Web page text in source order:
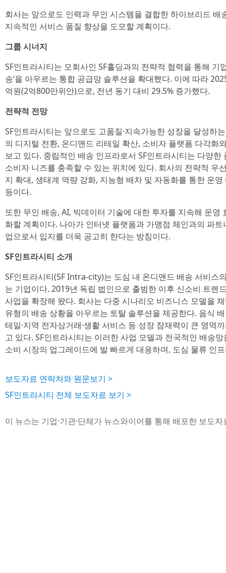
회사는 앞으로도 인력과 무인 시스템을 결합한 하이브리드
지속적인 서비스 품질 향상을 도모할 계획이다.
그룹 시너지
SF인트라시티는 모회사인 SF홀딩과의 전략적 협력을 통해 기
송’을 아우르는 통합 공급망 솔루션을 확대했다. 이에 따라
억원(2억800만위안)으로, 전년 동기 대비 29.5% 증가했다.
전략적 전망
SF인트라시티는 앞으로도 고품질·지속가능한 성장을 달성하
의 디지털 전환, 온디맨드 리테일 확산, 소비자 플랫폼 다각화
보고 있다. 중립적인 배송 인프라로서 SF인트라시티는 다양
소비자 니즈를 충족할 수 있는 위치에 있다. 회사의 전략적 우
지 확대, 생태계 역량 강화, 지능형 배차 및 자동화를 통한 운
등이다.
또한 무인 배송, AI, 빅데이터 기술에 대한 투자를 지속해 운영
화할 계획이다. 나아가 인터넷 플랫폼과 가맹점 체인과의 파
업으로서 입지를 더욱 공고히 한다는 방침이다.
SF인트라시티 소개
SF인트라시티(SF Intra-city)는 도심 내 온디맨드 배송 서비스
는 기업이다. 2019년 독립 법인으로 출범한 이후 신소비 트렌
사업을 확장해 왔다. 회사는 다중 시나리오 비즈니스 모델을
유형의 배송 상황을 아우르는 토탈 솔루션을 제공한다. 음식
테일·지역 전자상거래·생활 서비스 등 성장 잠재력이 큰 영역
고 있다. SF인트라시티는 이러한 사업 모델과 전국적인 배송
소비 시장의 업그레이드에 발 빠르게 대응하며, 도심 물류 인
보도자료 연락처와 원문보기 >
SF인트라시티 전체 보도자료 보기 >
이 뉴스는 기업·기관·단체가 뉴스와이어를 통해 배포한 보도